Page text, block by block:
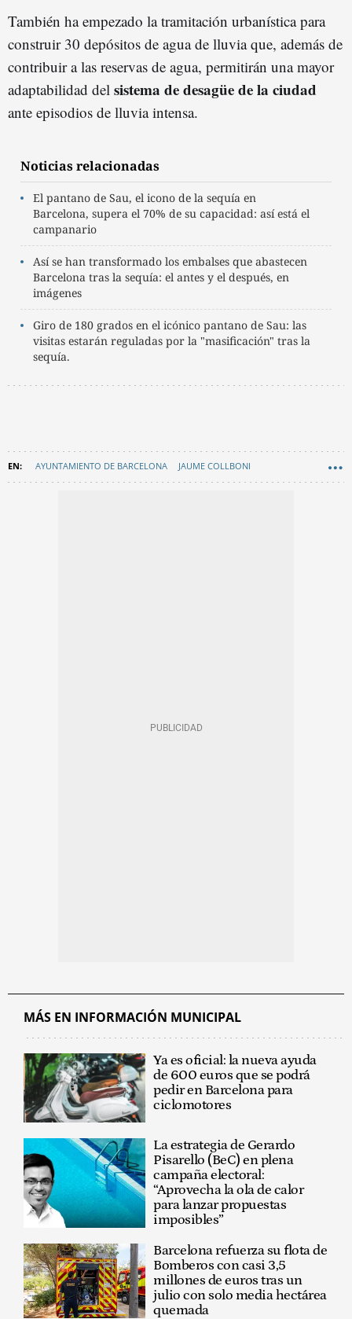
También ha empezado la tramitación urbanística para
construir 30 depósitos de agua de lluvia que, además de
contribuir a las reservas de agua, permitirán una mayor
adaptabilidad del sistema de desagüe de la ciudad
ante episodios de lluvia intensa.
Noticias relacionadas
El pantano de Sau, el icono de la sequía en
Barcelona, supera el 70% de su capacidad: así está el
campanario
Así se han transformado los embalses que abastecen
Barcelona tras la sequía: el antes y el después, en
imágenes
Giro de 180 grados en el icónico pantano de Sau: las
visitas estarán reguladas por la "masificación" tras la
sequía.
AYUNTAMIENTO DE BARCELONA JAUME COLLBONI
MÁS EN INFORMACIÓN MUNICIPAL
Ya es oficial: la nueva ayuda
de 600 euros que se podrá
pedir en Barcelona para
ciclomotores
La estrategia de Gerardo
Pisarello (BeC) en plena
campaña electoral:
“Aprovecha la ola de calor
para lanzar propuestas
imposibles”
Barcelona refuerza su flota de
Bomberos con casi 3,5
millones de euros tras un
julio con solo media hectárea
quemada